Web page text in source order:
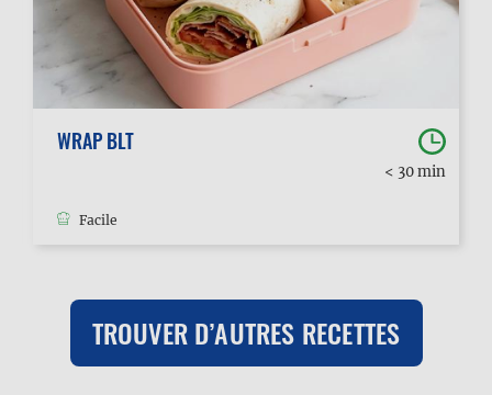
WRAP BLT
< 30 min
Facile
TROUVER D’AUTRES RECETTES